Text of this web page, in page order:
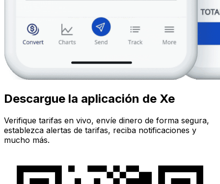
Descargue la aplicación de Xe
Verifique tarifas en vivo, envíe dinero de forma segura,
establezca alertas de tarifas, reciba notificaciones y
mucho más.